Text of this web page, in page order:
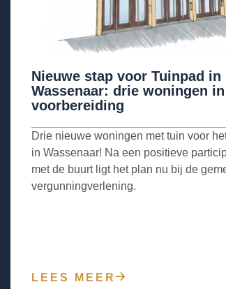
Nieuwe stap voor Tuinpad in
Wassenaar: drie woningen in
voorbereiding
Drie nieuwe woningen met tuin voor
in Wassenaar! Na een positieve
met de buurt ligt het plan nu bij de
vergunningverlening.
LEES MEER